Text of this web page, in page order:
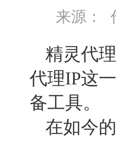
来源：
精灵代
代理IP这
备工具。
在如今